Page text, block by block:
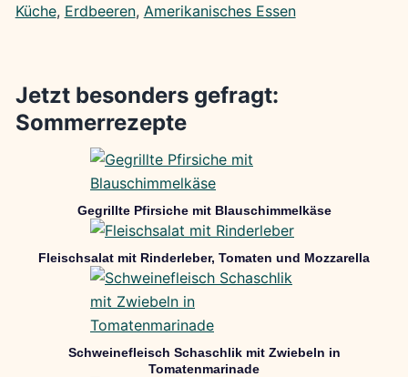
Küche, Erdbeeren, Amerikanisches Essen
Jetzt besonders gefragt:
Sommerrezepte
Gegrillte Pfirsiche mit Blauschimmelkäse
Fleischsalat mit Rinderleber, Tomaten und Mozzarella
Schweinefleisch Schaschlik mit Zwiebeln in
Tomatenmarinade